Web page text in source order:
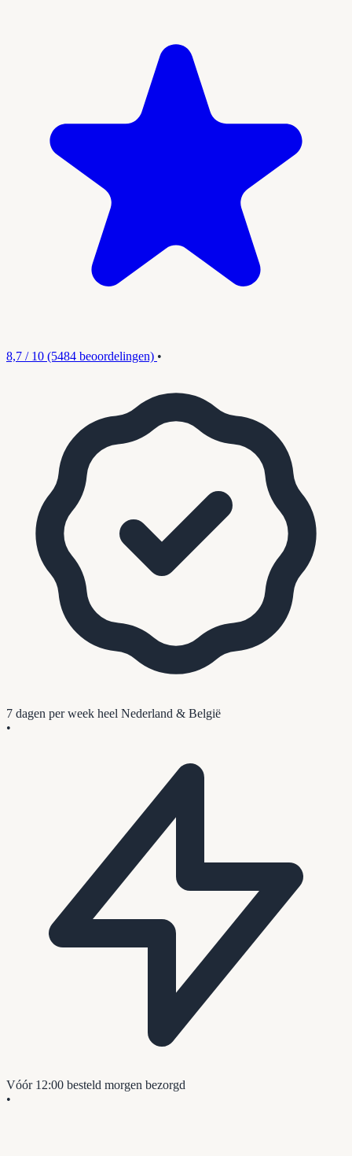
8,7 / 10 (5484 beoordelingen) •
7 dagen per week heel Nederland & België
•
Vóór 12:00 besteld morgen bezorgd
•